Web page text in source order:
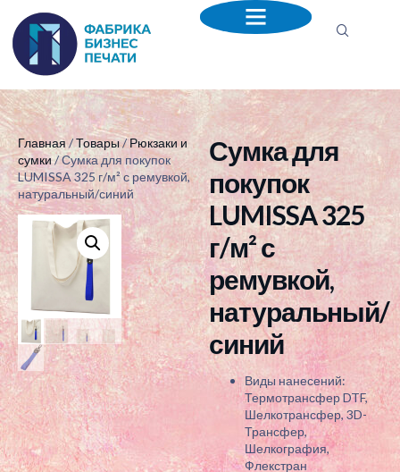
Главная/Товары/Рюкзаки и
сумки/ Сумка для покупок
LUMISSA 325 г/м² с ремувкой,
натуральный/синий
Сумка для
покупок
LUMISSA 325
г/м² с
ремувкой,
натуральный/
синий
Виды нанесений:
Термотрансфер DTF,
Шелкотрансфер, 3D-
Трансфер,
Шелкография,
Флекстран